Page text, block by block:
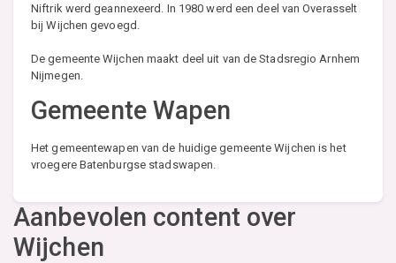
Niftrik werd geannexeerd. In 1980 werd een deel van Overasselt
bij Wijchen gevoegd.
De gemeente Wijchen maakt deel uit van de Stadsregio Arnhem
Nijmegen.
Gemeente Wapen
Het gemeentewapen van de huidige gemeente Wijchen is het
vroegere Batenburgse stadswapen.
Aanbevolen content over
Wijchen